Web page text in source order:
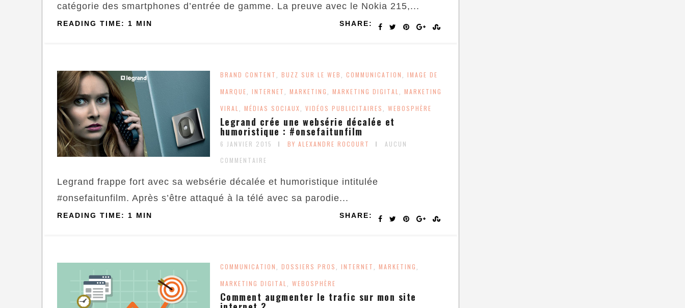
catégorie des smartphones d’entrée de gamme. La preuve avec le Nokia 215,...
SHARE:
READING TIME: 1 MIN
BRAND CONTENT BUZZ SUR LE WEB COMMUNICATION
IMAGE DE
MARQUE
INTERNET MARKETING MARKETING DIGITAL
MARKETING
VIRAL
MÉDIAS SOCIAUX VIDÉOS PUBLICITAIRES WEBOSPHÈRE
Legrand crée une websérie décalée et
humoristique : #onsefaitunfilm
6 JANVIER 2015 BY ALEXANDRE ROCOURT
AUCUN
COMMENTAIRE
Legrand frappe fort avec sa websérie décalée et humoristique intitulée
#onsefaitunfilm. Après s’être attaqué à la télé avec sa parodie...
SHARE:
READING TIME: 1 MIN
COMMUNICATION DOSSIERS PROS INTERNET MARKETING
MARKETING DIGITAL WEBOSPHÈRE
Comment augmenter le trafic sur mon site